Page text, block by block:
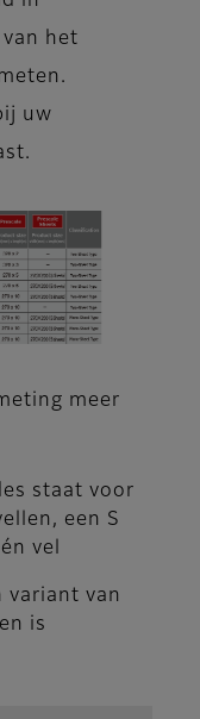
het
uw
meer
staat voor
een S
vel
variant van
is